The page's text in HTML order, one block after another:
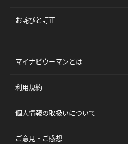
お詫びと訂正
マイナビウーマンとは
利用規約
個人情報の取扱いについて
ご意見・ご感想